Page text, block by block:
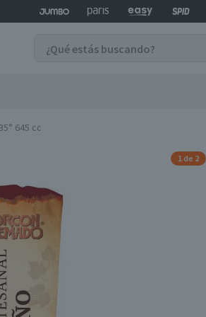
645 cc
1 de 2